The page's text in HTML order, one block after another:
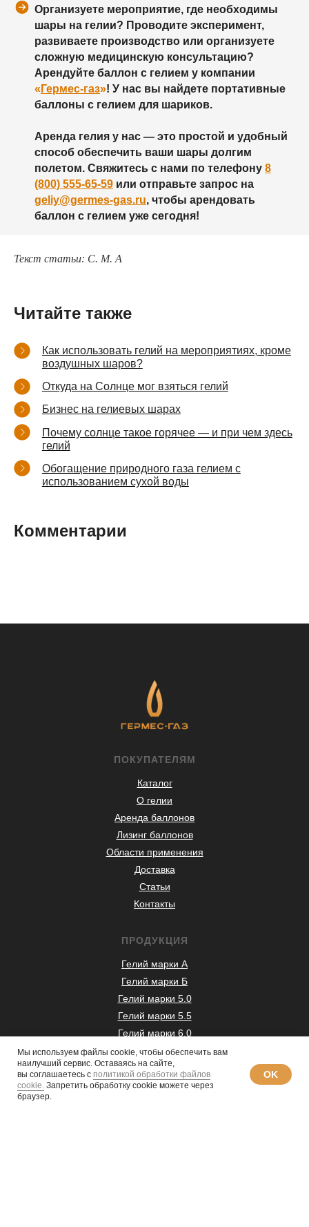
Организуете мероприятие, где необходимы
шары на гелии? Проводите эксперимент,
развиваете производство или организуете
сложную медицинскую консультацию?
Арендуйте баллон с гелием у компании
« Гермес-газ»! У нас вы найдете портативные
баллоны с гелием для шариков.
Аренда гелия у нас — это простой и удобный
способ обеспечить ваши шары долгим
полетом. Свяжитесь с нами по телефону 8
(800) 555-65-59 или отправьте запрос на
geliy@germes-gas.ru, чтобы арендовать
баллон с гелием уже сегодня!
Текст статьи: С. М. А
Читайте также
Как использовать гелий на мероприятиях, кроме
воздушных шаров?
Откуда на Солнце мог взяться гелий
Бизнес на гелиевых шарах
Почему солнце такое горячее — и при чем здесь
гелий
Обогащение природного газа гелием с
использованием сухой воды
Комментарии
ПРОДУКЦИЯ
Гелий марки А
Гелий марки Б
Гелий марки 5.0
Гелий марки 5.5
Гелий марки 6.0
Гелий марки 7.0
Гелий медицинский марка А
Гелий медицинский марка 6.0
ПОКУПАТЕЛЯМ
Каталог
О гелии
Аренда баллонов
Лизинг баллонов
Области применения
Доставка
Статьи
Контакты
Мы используем файлы cookie, чтобы обеспечить вам
наилучший сервис. Оставаясь на сайте,
вы соглашаетесь с политикой обработки файлов
cookie. Запретить обработку cookie можете через
браузер.
OK